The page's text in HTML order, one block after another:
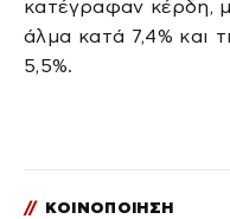
κατέγραφαν κέρδη,
άλμα κατά 7,4% και
5,5%.
// ΚΟΙΝΟΠΟΙΗΣΗ